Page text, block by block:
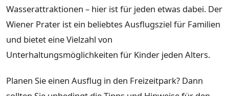
Wasserattraktionen – hier ist für jeden etwas dabei. Der
Wiener Prater ist ein beliebtes Ausflugsziel für Familien
und bietet eine Vielzahl von
Unterhaltungsmöglichkeiten für Kinder jeden Alters.
Planen Sie einen Ausflug in den Freizeitpark? Dann